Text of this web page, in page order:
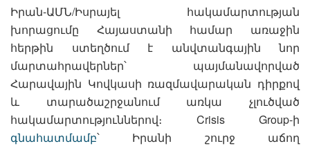
Իրան-ԱՄՆ/Իսրայել հակամարտության
խորացումը Հայաստանի համար առաջին
հերթին ստեղծում է անվտանգային նոր
մարտահրավերներ՝ պայմանավորված
Հարավային Կովկասի ռազմավարական դիրքով
և տարածաշրջանում առկա չլուծված
հակամարտություններով։ Crisis Group-ի
գնահատմամբ՝ Իրանի շուրջ աճող